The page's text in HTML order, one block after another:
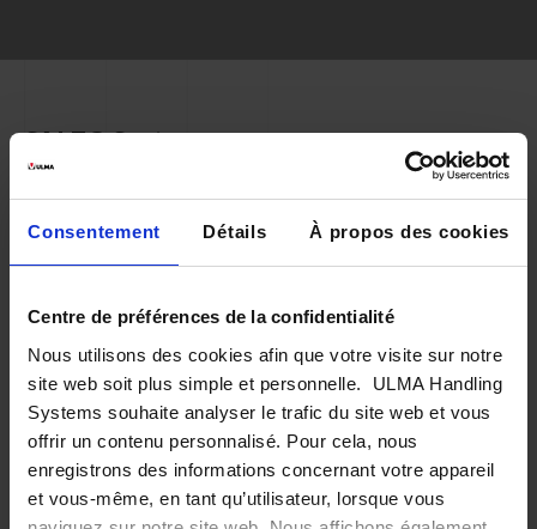
Consentement Détails À propos des cookies
Centre de préférences de la confidentialité
Nous utilisons des cookies afin que votre visite sur notre
site web soit plus simple et personnelle. ULMA Handling
Systems souhaite analyser le trafic du site web et vous
offrir un contenu personnalisé. Pour cela, nous
enregistrons des informations concernant votre appareil
et vous-même, en tant qu’utilisateur, lorsque vous
SALTO Systems
ULMA Handling Systems a conçu une
solution intégrale d’entreposage
commandes pourSALTO, marque leader
dans le contrôle des accès